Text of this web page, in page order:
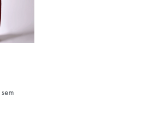
sem